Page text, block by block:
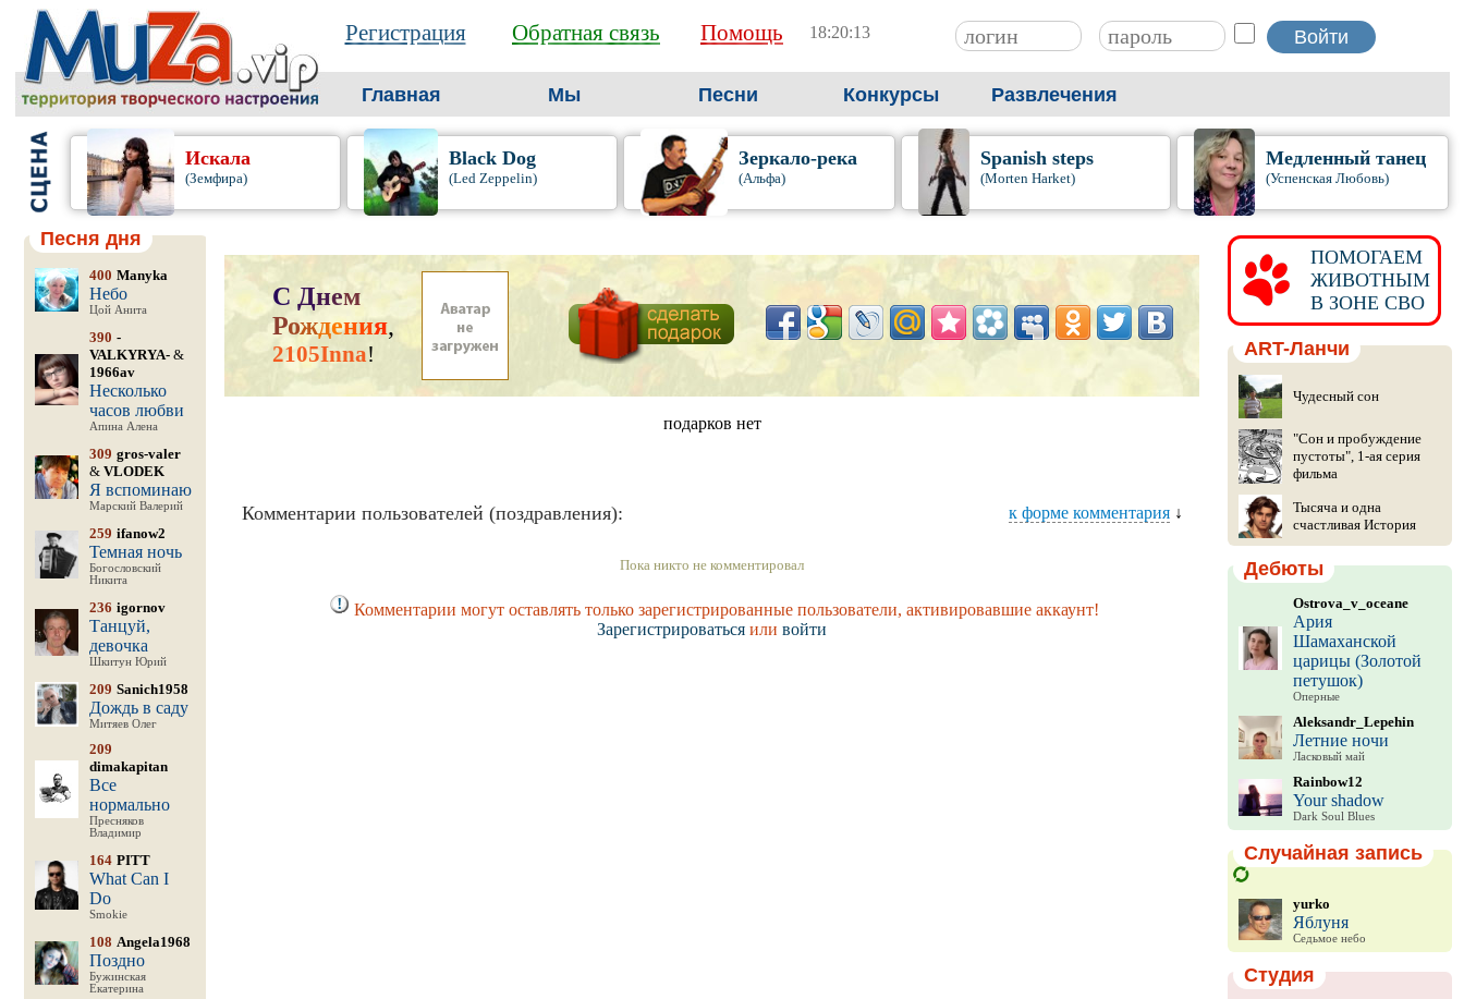
Регистрация Обратная связь Помощь 18:20:14
Главная Мы Песни Конкурсы Развлечения
Искала
(Земфира)
Black Dog
(Led Zeppelin)
Зеркало-река
(Альфа)
Spanish steps
(Morten Harket)
Медленный танец
(Успенская Любовь)
Песня дня
400 Manyka
Небо
Цой Анита
390 -
VALKYRYA-&
1966av
Несколько
часов любви
Апина Алена
309 gros-valer
& VLODEK
Я вспоминаю
Марский Валерий
259 ifanow2
Темная ночь
Богословский
Никита
236 igornov
Танцуй,
девочка
Шкитун Юрий
209 Sanich1958
Дождь в саду
Митяев Олег
209
dimakapitan
Все
нормально
Пресняков
Владимир
164 PITT
What Can I
Do
Smokie
108 Angela1968
Поздно
Бужинская
Екатерина
С Днем
Рождения,
2105Inna!
подарков нет
Комментарии пользователей (поздравления): к форме комментария↓
Пока никто не комментировал
Комментарии могут оставлять только зарегистрированные пользователи, активировавшие аккаунт!
Зарегистрироваться или войти
ПОМОГАЕМ
ЖИВОТНЫМ
В ЗОНЕ СВО
ART-Ланчи
Чудесный сон
"Сон и пробуждение
пустоты", 1-ая серия
фильма
Тысяча и одна
счастливая История
Дебюты
Ostrova_v_oceane
Ария
Шамаханской
царицы (Золотой
петушок)
Оперные
Aleksandr_Lepehin
Летние ночи
Ласковый май
Rainbow12
Your shadow
Dark Soul Blues
Случайная запись
yurko
Яблуня
Седьмое небо
Студия